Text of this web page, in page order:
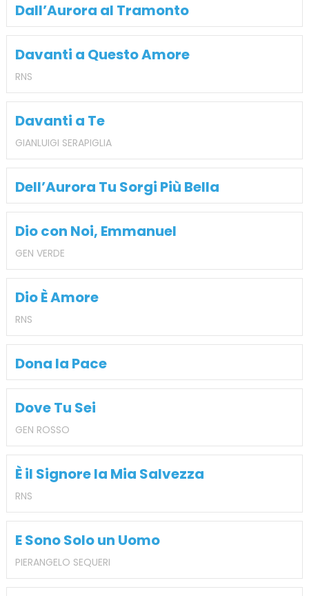
Dall’Aurora al Tramonto
Davanti a Questo Amore
RNS
Davanti a Te
GIANLUIGI SERAPIGLIA
Dell’Aurora Tu Sorgi Più Bella
Dio con Noi, Emmanuel
GEN VERDE
Dio È Amore
RNS
Dona la Pace
Dove Tu Sei
GEN ROSSO
È il Signore la Mia Salvezza
RNS
E Sono Solo un Uomo
PIERANGELO SEQUERI